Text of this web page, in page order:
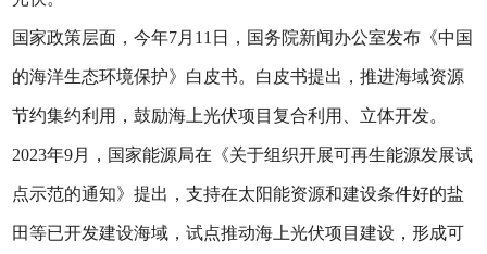
国家政策层面，今年7月11日，国务院新闻办公室发布《中国
的海洋生态环境保护》白皮书。白皮书提出，推进海域资源
节约集约利用，鼓励海上光伏项目复合利用、立体开发。
2023年9月，国家能源局在《关于组织开展可再生能源发展试
点示范的通知》提出，支持在太阳能资源和建设条件好的盐
田等已开发建设海域，试点推动海上光伏项目建设，形成可